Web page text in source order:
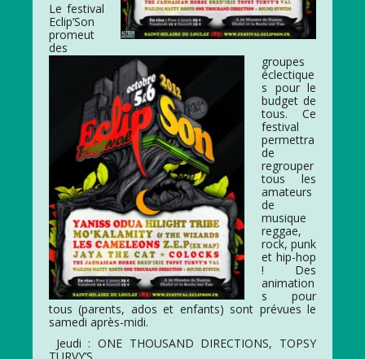
Le festival
Eclip’Son
promeut
des
groupes
éclectique
s pour le
budget de
tous. Ce
festival
permettra
de
regrouper
tous les
amateurs
de
musique
reggae,
rock, punk
et hip-hop
! Des
animation
s pour
tous (parents, ados et enfants) sont prévues le
samedi après-midi.
Jeudi : ONE THOUSAND DIRECTIONS, TOPSY